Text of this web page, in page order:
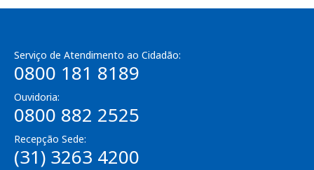
Serviço de Atendimento ao Cidadão:
0800 181 8189
Ouvidoria:
0800 882 2525
Recepção Sede:
(31) 3263 4200